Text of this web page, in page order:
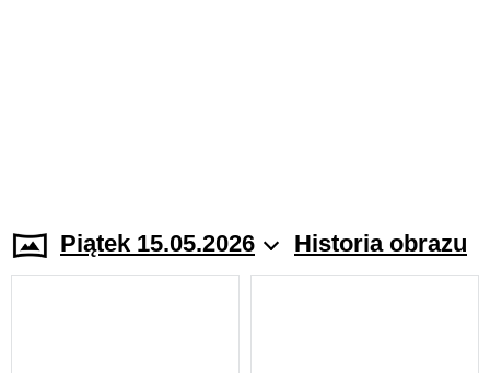
Piątek 15.05.2026 Historia obrazu